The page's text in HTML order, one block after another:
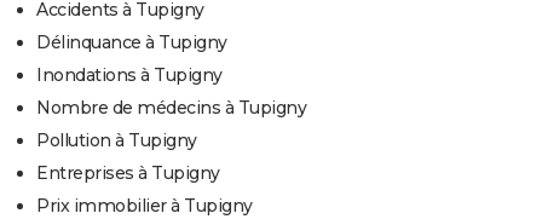
Accidents à Tupigny
Délinquance à Tupigny
Inondations à Tupigny
Nombre de médecins à Tupigny
Pollution à Tupigny
Entreprises à Tupigny
Prix immobilier à Tupigny